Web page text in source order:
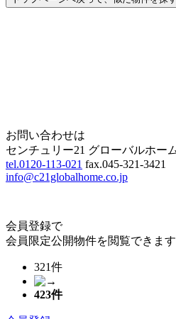
お問い合わせは
センチュリー21 グローバルホー
tel.0120-113-021 fax.045-321-3421
info@c21globalhome.co.jp
会員登録で
会員限定公開物件を閲覧できます
321件
423件